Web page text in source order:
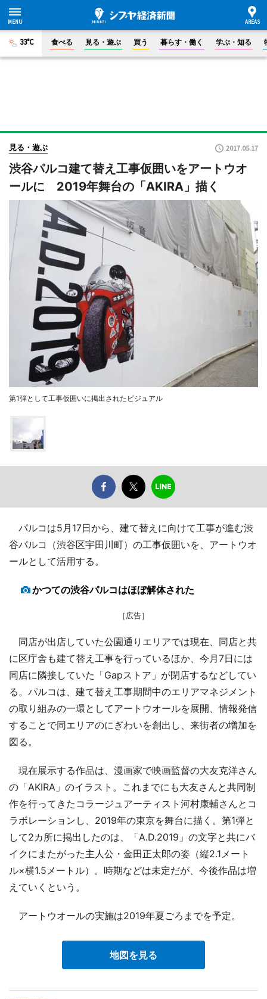
33°C 食べる 見る・遊ぶ 買う 暮らす・働く 学ぶ・知る
見る・遊ぶ 2017.05.17
渋谷パルコ建て替え工事仮囲いをアートウオ
ールに 2019年舞台の「AKIRA」描く
第1弾として工事仮囲いに掲出されたビジュアル
パルコは5月17日から、建て替えに向けて工事が進む渋
谷パルコ（渋谷区宇田川町）の工事仮囲いを、アートウオ
ールとして活用する。
かつての渋谷パルコはほぼ解体された
［広告］
同店が出店していた公園通りエリアでは現在、同店と共
に区庁舎も建て替え工事を行っているほか、今月7日には
同店に隣接していた「Gapストア」が閉店するなどしてい
る。パルコは、建て替え工事期間中のエリアマネジメント
の取り組みの一環としてアートウオールを展開、情報発信
することで同エリアのにぎわいを創出し、来街者の増加を
図る。
現在展示する作品は、漫画家で映画監督の大友克洋さん
の「AKIRA」のイラスト。これまでにも大友さんと共同制
作を行ってきたコラージュアーティスト河村康輔さんとコ
ラボレーションし、2019年の東京を舞台に描く。第1弾と
して2カ所に掲出したのは、「A.D.2019」の文字と共にバ
イクにまたがった主人公・金田正太郎の姿（縦2.1メート
ル×横1.5メートル）。時期などは未定だが、今後作品は増
えていくという。
アートウオールの実施は2019年夏ごろまでを予定。
地図を見る